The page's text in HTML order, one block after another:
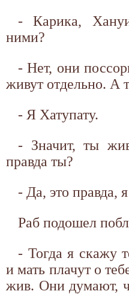
- Карика,
ними?
- Нет, они
живут отдельно. А
- Я Хатупату.
- Значит, ты
правда ты?
- Да, это правда,
Раб подошел
- Тогда я скажу
и мать плачут о
жив. Они думают,